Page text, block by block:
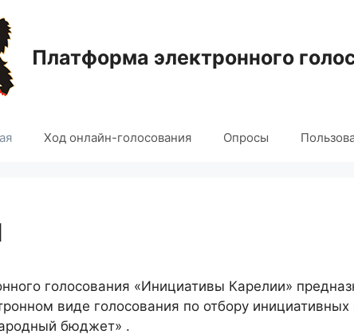
Платформа электронного
Ход онлайн-голосования Опросы
голосования «Инициативы Карелии»
виде голосования по отбору
бюджет» .